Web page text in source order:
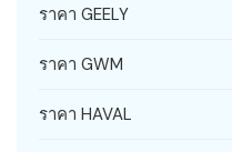
ราคา GEELY
ราคา GWM
ราคา HAVAL